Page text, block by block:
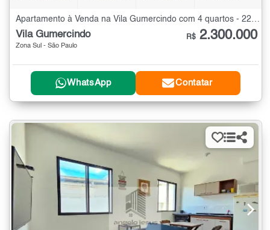
Vila Gumercindo
Zona Sul - São Paulo
R$ 2.300.000
WhatsApp Contatar